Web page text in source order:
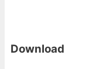
Download